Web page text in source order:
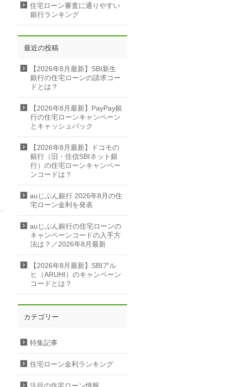
住宅ローン審査に通りやすい
銀行ランキング
最近の投稿
【2026年8月最新】SBI新生
銀行の住宅ローンの請求コー
ドとは？
【2026年8月最新】PayPay銀
行の住宅ローンキャンペーン
とキャッシュバック
【2026年8月最新】ドコモの
銀行（旧・住信SBIネット銀
行）の住宅ローンキャンペー
ンコードは？
auじぶん銀行 2026年8月の住
宅ローン金利を発表
auじぶん銀行の住宅ローンの
キャンペーンコードの入手方
法は？／2026年8月最新
【2026年8月最新】SBIアル
ヒ（ARUHI）のキャンペーン
コードとは？
カテゴリー
特集記事
住宅ローン金利ランキング